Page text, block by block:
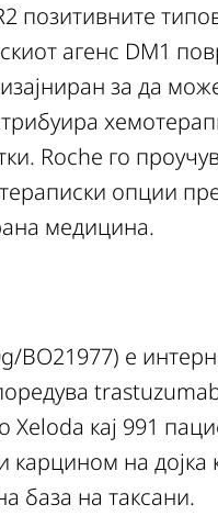
позитивните
агенс DM1
за да
Roche го
опции
медицина.
BO21977) е
кај 991
карцином на
база на таксани.